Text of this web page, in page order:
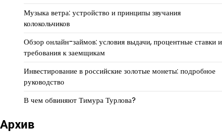
Музыка ветра: устройство и принципы звучания
колокольчиков
Обзор онлайн-займов: условия выдачи, процентные ставки и
требования к заемщикам
Инвестирование в российские золотые монеты: подробное
руководство
В чем обвиняют Тимура Турлова?
Архив